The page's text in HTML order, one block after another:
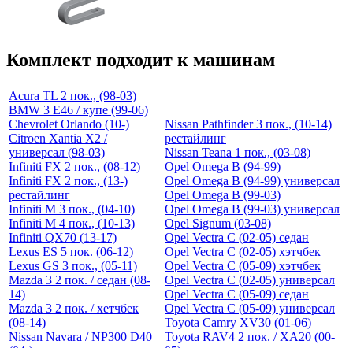
Комплект подходит к машинам
Acura TL 2 пок., (98-03)
BMW 3 E46 / купе (99-06)
Chevrolet Orlando (10-)
Citroen Xantia X2 /
универсал (98-03)
Infiniti FX 2 пок., (08-12)
Infiniti FX 2 пок., (13-)
рестайлинг
Infiniti M 3 пок., (04-10)
Infiniti M 4 пок., (10-13)
Infiniti QX70 (13-17)
Lexus ES 5 пок. (06-12)
Lexus GS 3 пок., (05-11)
Mazda 3 2 пок. / седан (08-
14)
Mazda 3 2 пок. / хетчбек
(08-14)
Nissan Navara / NP300 D40
Nissan Pathfinder 3 пок., (10-14)
рестайлинг
Nissan Teana 1 пок., (03-08)
Opel Omega B (94-99)
Opel Omega B (94-99) универсал
Opel Omega B (99-03)
Opel Omega B (99-03) универсал
Opel Signum (03-08)
Opel Vectra C (02-05) седан
Opel Vectra C (02-05) хэтчбек
Opel Vectra C (05-09) хэтчбек
Opel Vectra C (02-05) универсал
Opel Vectra C (05-09) седан
Opel Vectra C (05-09) универсал
Toyota Camry XV30 (01-06)
Toyota RAV4 2 пок. / XA20 (00-